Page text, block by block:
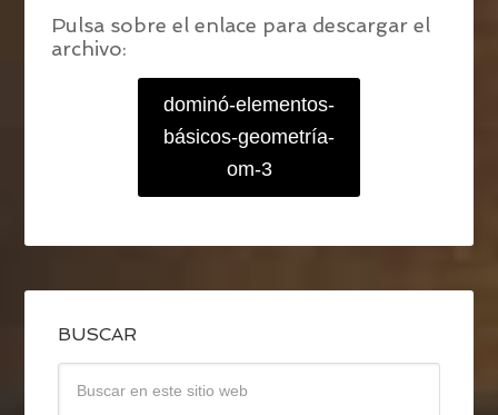
Pulsa sobre el enlace para descargar el
archivo:
dominó-elementos-
básicos-geometría-
om-3
BUSCAR